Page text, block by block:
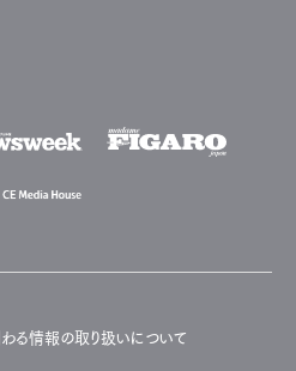
る情報の取り扱いについて